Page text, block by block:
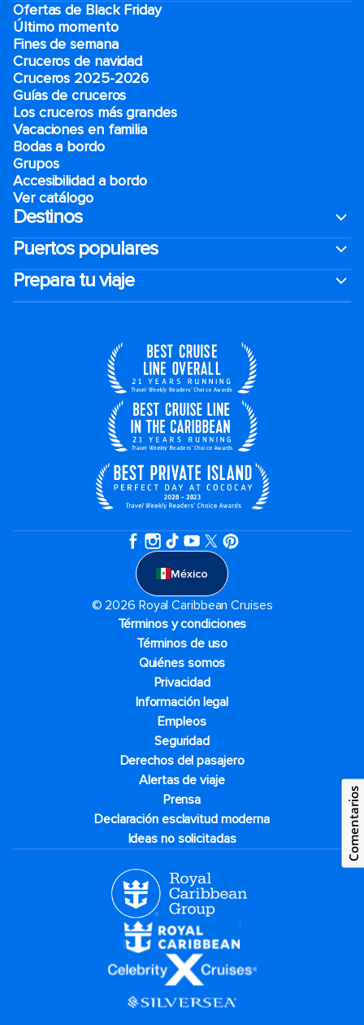
Ofertas de Black Friday
Último momento
Fines de semana
Cruceros de navidad
Cruceros 2025-2026
Guías de cruceros
Los cruceros más grandes
Vacaciones en familia
Bodas a bordo
Grupos
Accesibilidad a bordo
Ver catálogo
Destinos
Puertos populares
Prepara tu viaje
México
© 2026 Royal Caribbean Cruises
Términos y condiciones
Términos de uso
Quiénes somos
Privacidad
Información legal
Empleos
Seguridad
Derechos del pasajero
Alertas de viaje
Prensa
Declaración esclavitud moderna
Ideas no solicitadas
Comentarios